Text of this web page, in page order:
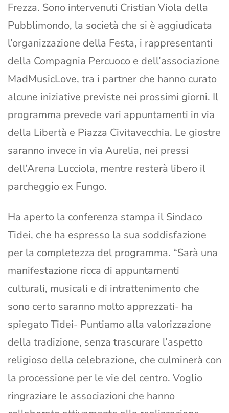
Frezza. Sono intervenuti Cristian Viola della
Pubblimondo, la società che si è aggiudicata
l’organizzazione della Festa, i rappresentanti
della Compagnia Percuoco e dell’associazione
MadMusicLove, tra i partner che hanno curato
alcune iniziative previste nei prossimi giorni. Il
programma prevede vari appuntamenti in via
della Libertà e Piazza Civitavecchia. Le giostre
saranno invece in via Aurelia, nei pressi
dell’Arena Lucciola, mentre resterà libero il
parcheggio ex Fungo.
Ha aperto la conferenza stampa il Sindaco
Tidei, che ha espresso la sua soddisfazione
per la completezza del programma. “Sarà una
manifestazione ricca di appuntamenti
culturali, musicali e di intrattenimento che
sono certo saranno molto apprezzati- ha
spiegato Tidei- Puntiamo alla valorizzazione
della tradizione, senza trascurare l’aspetto
religioso della celebrazione, che culminerà con
la processione per le vie del centro. Voglio
ringraziare le associazioni che hanno